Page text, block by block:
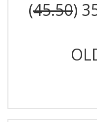
(45.50)